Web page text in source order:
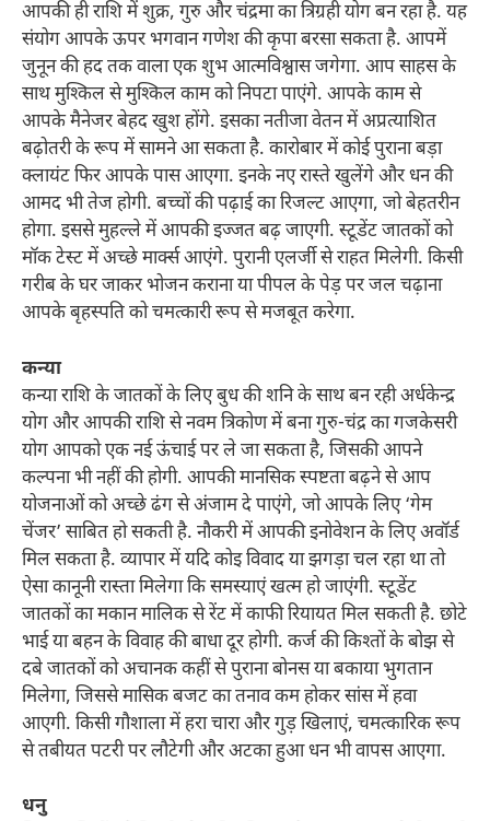
आपकी ही राशि में शुक्र, गुरु और चंद्रमा का त्रिग्रही योग बन रहा है. यह
संयोग आपके ऊपर भगवान गणेश की कृपा बरसा सकता है. आपमें
जुनून की हद तक वाला एक शुभ आत्मविश्वास जगेगा. आप साहस के
साथ मुश्किल से मुश्किल काम को निपटा पाएंगे. आपके काम से
आपके मैनेजर बेहद खुश होंगे. इसका नतीजा वेतन में अप्रत्याशित
बढ़ोतरी के रूप में सामने आ सकता है. कारोबार में कोई पुराना बड़ा
क्लायंट फिर आपके पास आएगा. इनके नए रास्ते खुलेंगे और धन की
आमद भी तेज होगी. बच्चों की पढ़ाई का रिजल्ट आएगा, जो बेहतरीन
होगा. इससे मुहल्ले में आपकी इज्जत बढ़ जाएगी. स्टूडेंट जातकों को
मॉक टेस्ट में अच्छे मार्क्स आएंगे. पुरानी एलर्जी से राहत मिलेगी. किसी
गरीब के घर जाकर भोजन कराना या पीपल के पेड़ पर जल चढ़ाना
आपके बृहस्पति को चमत्कारी रूप से मजबूत करेगा.
कन्या
कन्या राशि के जातकों के लिए बुध की शनि के साथ बन रही अर्धकेन्द्र
योग और आपकी राशि से नवम त्रिकोण में बना गुरु-चंद्र का गजकेसरी
योग आपको एक नई ऊंचाई पर ले जा सकता है, जिसकी आपने
कल्पना भी नहीं की होगी. आपकी मानसिक स्पष्टता बढ़ने से आप
योजनाओं को अच्छे ढंग से अंजाम दे पाएंगे, जो आपके लिए ‘गेम
चेंजर’ साबित हो सकती है. नौकरी में आपकी इनोवेशन के लिए अवॉर्ड
मिल सकता है. व्यापार में यदि कोइ विवाद या झगड़ा चल रहा था तो
ऐसा कानूनी रास्ता मिलेगा कि समस्याएं खत्म हो जाएंगी. स्टूडेंट
जातकों का मकान मालिक से रेंट में काफी रियायत मिल सकती है. छोटे
भाई या बहन के विवाह की बाधा दूर होगी. कर्ज की किश्तों के बोझ से
दबे जातकों को अचानक कहीं से पुराना बोनस या बकाया भुगतान
मिलेगा, जिससे मासिक बजट का तनाव कम होकर सांस में हवा
आएगी. किसी गौशाला में हरा चारा और गुड़ खिलाएं, चमत्कारिक रूप
से तबीयत पटरी पर लौटेगी और अटका हुआ धन भी वापस आएगा.
धनु